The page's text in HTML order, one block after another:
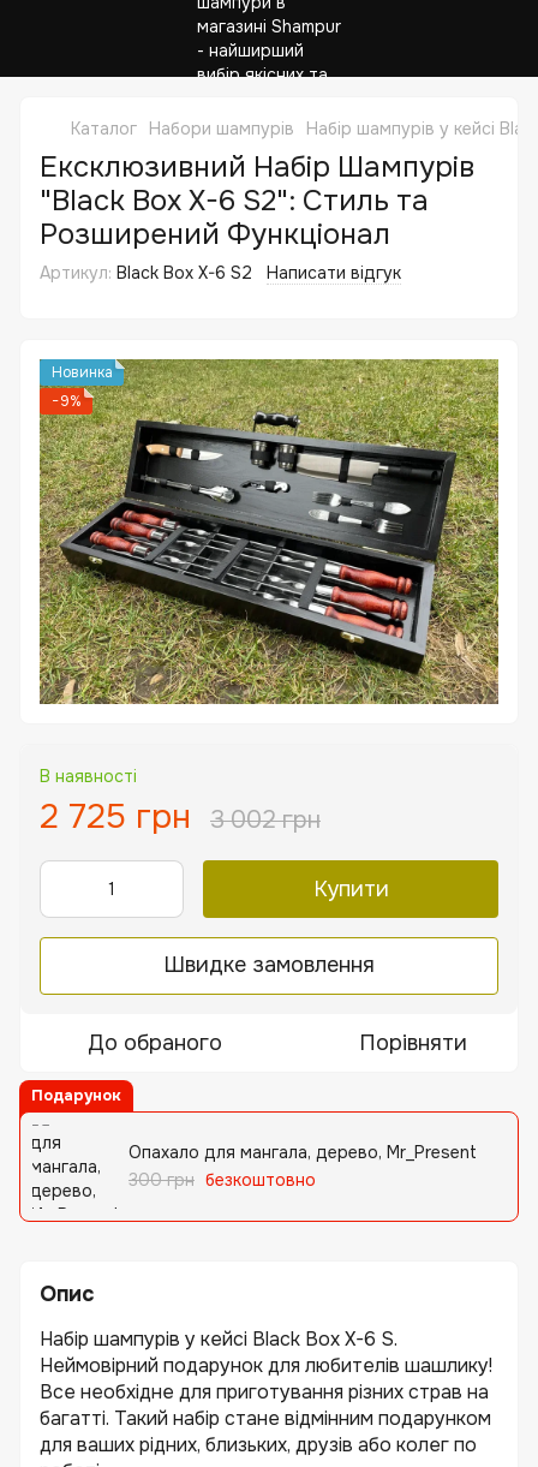
Каталог Набори шампурів Набір шампурів у кейсі
Ексклюзивний Набір Шампурів
"Black Box X-6 S2": Стиль та
Розширений Функціонал
Артикул: Black Box X-6 S2 Написати відгук
Новинка
−9%
В наявності
2 725 грн 3 002 грн
Купити
Швидке замовлення
До обраного Порівняти
Подарунок
Опахало для мангала, дерево, Mr_Present
300 грн безкоштовно
Опис
Набір шампурів у кейсі Black Box X-6 S.
Неймовірний подарунок для любителів шашлику!
Все необхідне для приготування різних страв на
багатті. Такий набір стане відмінним подарунком
для ваших рідних, близьких, друзів або колег по